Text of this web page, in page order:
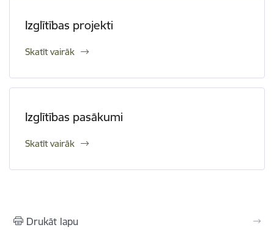
Izglītības projekti
Skatīt vairāk
Izglītības pasākumi
Skatīt vairāk
Drukāt lapu